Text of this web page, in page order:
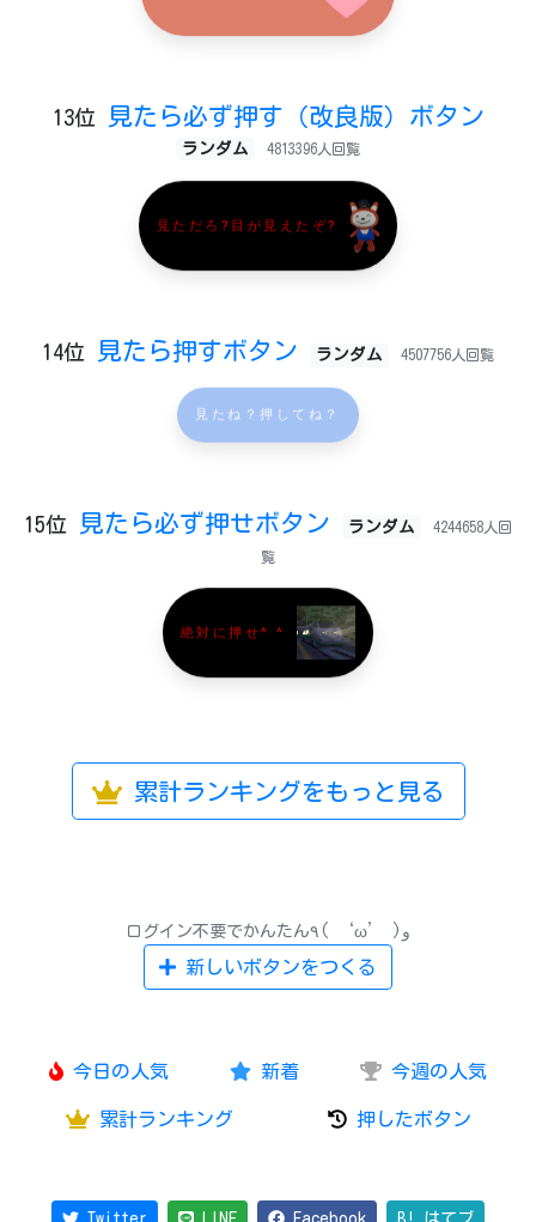
13位 見たら必ず押す（改良版）ボタン
ランダム 4813396人回覧
見ただろ?目が見えたぞ?
14位 見たら押すボタン ランダム 4507756人回覧
見たね？押してね？
15位 見たら必ず押せボタン ランダム 4244658人回
覧
絶対に押せ^ ^
累計ランキングをもっと見る
ログイン不要でかんたん٩( ‘ω’ )و
新しいボタンをつくる
今日の人気 新着 今週の人気
累計ランキング 押したボタン
Twitter LINE Facebook B! はてブ